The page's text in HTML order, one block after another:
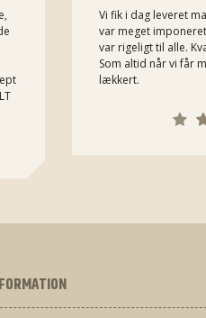
Vi fik i dag leveret
var meget
var rigeligt til alle.
Som altid når vi får
lækkert.